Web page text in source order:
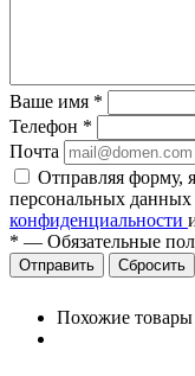
Ваше имя *
Телефон *
Почта
Отправляя форму,
персональных данных
конфиденциальности
* — Обязательные
Сбросить
Похожие товары